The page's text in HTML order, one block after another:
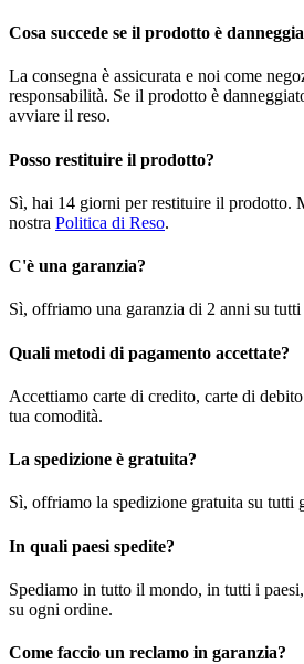
Cosa succede se il prodotto è
La consegna è assicurata e noi come
responsabilità. Se il prodotto è
avviare il reso.
Posso restituire il prodotto?
Sì, hai 14 giorni per restituire il prodotto.
nostra Politica di Reso.
C'è una garanzia?
Sì, offriamo una garanzia di 2 anni su
Quali metodi di pagamento accettate?
Accettiamo carte di credito, carte di
tua comodità.
La spedizione è gratuita?
Sì, offriamo la spedizione gratuita su tutti
In quali paesi spedite?
Spediamo in tutto il mondo, in tutti i
su ogni ordine.
Come faccio un reclamo in garanzia?